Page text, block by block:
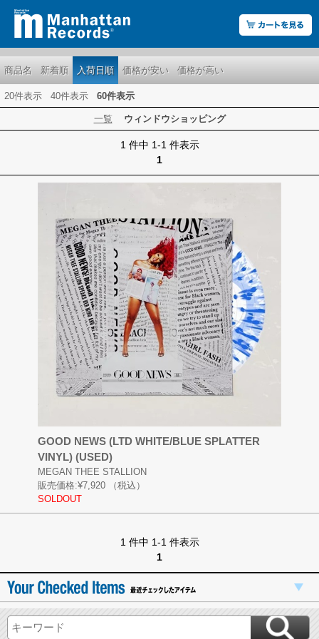
商品名 新着順 入荷日順 価格が安い 価格が高い
20件表示 40件表示 60件表示
一覧 ウィンドウショッピング
1 件中 1-1 件表示
1
GOOD NEWS (LTD WHITE/BLUE SPLATTER
VINYL) (USED)
MEGAN THEE STALLION
販売価格:¥7,920
（税込）
SOLDOUT
1 件中 1-1 件表示
1